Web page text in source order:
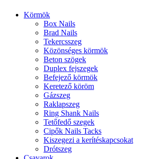
Körmök
Box Nails
Brad Nails
Tekercsszeg
Közönséges körmök
Beton szögek
Duplex fejszegek
Befejező körmök
Keretező köröm
Gázszeg
Raklapszeg
Ring Shank Nails
Tetőfedő szegek
Cipők Nails Tacks
Kiszegezi a kerítéskapcsokat
Drótszeg